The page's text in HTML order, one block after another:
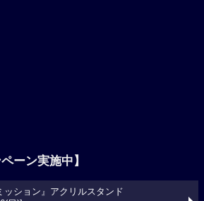
ーン実施中】
ッション』アクリルスタンド